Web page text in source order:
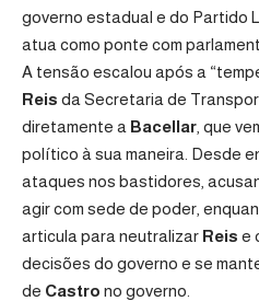
governo estadual e do Partido
atua como ponte com
A tensão escalou após a
Reis da Secretaria de
diretamente a Bacellar , que
político à sua maneira. Desde
ataques nos bastidores,
agir com sede de poder,
articula para neutralizar Reis e
decisões do governo e se
de Castro no governo.